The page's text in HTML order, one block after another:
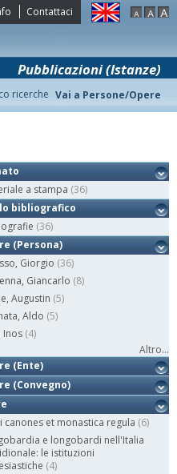
Contattaci
ricerche
Pubblicazioni (Istanze)
Vai a Persone/Opere
a stampa (36)
bibliografico
(36)
(Persona)
Giorgio (36)
Giancarlo (8)
Augustin (5)
Aldo (5)
Inos (4)
Altro...
(Ente)
(Convegno)
canones et monastica regula (6)
e longobardi nell'Italia
le istituzioni
(4)